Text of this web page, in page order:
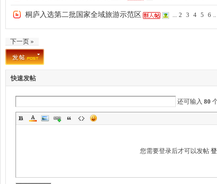
桐庐入选第二批国家全域旅游示范区 ... 2 3 4 5 6 ..
下一页 »
快速发帖
还可输入 80
您需要登录后才可以发帖